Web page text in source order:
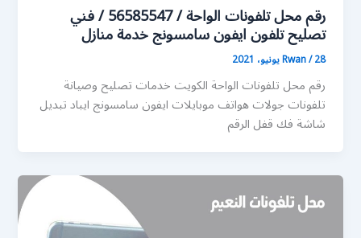
رقم محل تلفونات الواحة / 56585547 / فني
تصليح تلفون ايفون سامسونج خدمة منازل
Rwan/28 يونيو، 2021
رقم محل تلفونات الواحة الكويت خدمات تصليح وصيانة
تلفونات جولات هواتف موبايلات ايفون سامسونج ايباد تبديل
شاشة فك قفل الرقم